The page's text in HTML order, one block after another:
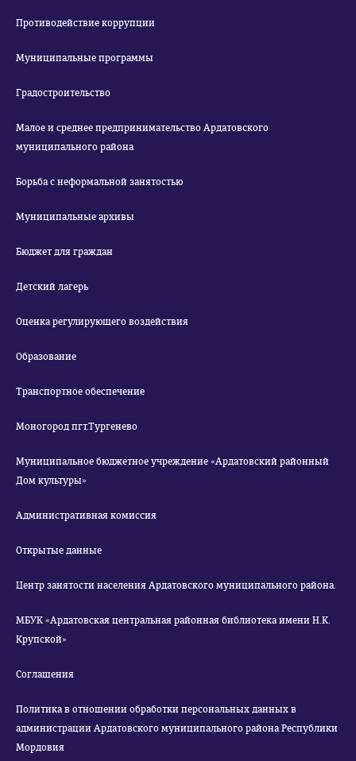
Противодействие коррупции
Муниципальные программы
Градостроительство
Малое и среднее предпринимательство Ардатовского
муниципального района
Борьба с неформальной занятостью
Муниципальные архивы
Бюджет для граждан
Детский лагерь
Оценка регулирующего воздействия
Образование
Транспортное обеспечение
Моногород пгт.Тургенево
Муниципальное бюджетное учреждение «Ардатовский районный
Дом культуры»
Административная комиссия
Открытые данные
Центр занятости населения Ардатовского муниципального района.
МБУК «Ардатовская центральная районная библиотека имени Н.К.
Крупской»
Соглашения
Политика в отношении обработки персональных данных в
администрации Ардатовского муниципального района Республики
Мордовия